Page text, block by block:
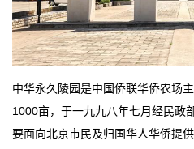
中华永久陵园是中国侨联华侨农场
1000亩，于一九九八年七月经民政
要面向北京市民及归国华人华侨提